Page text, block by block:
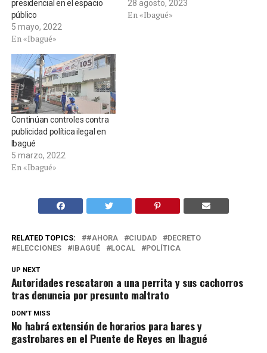
presidencial en el espacio
público
5 mayo, 2022
En «Ibagué»
28 agosto, 2023
En «Ibagué»
Continúan controles contra
publicidad política ilegal en
Ibagué
5 marzo, 2022
En «Ibagué»
RELATED TOPICS: #AHORA CIUDAD
DECRETO
ELECCIONES
IBAGUÉ LOCAL POLÍTICA
UP NEXT
Autoridades rescataron a una perrita y sus cachorros
tras denuncia por presunto maltrato
DON'T MISS
No habrá extensión de horarios para bares y
gastrobares en el Puente de Reyes en Ibagué